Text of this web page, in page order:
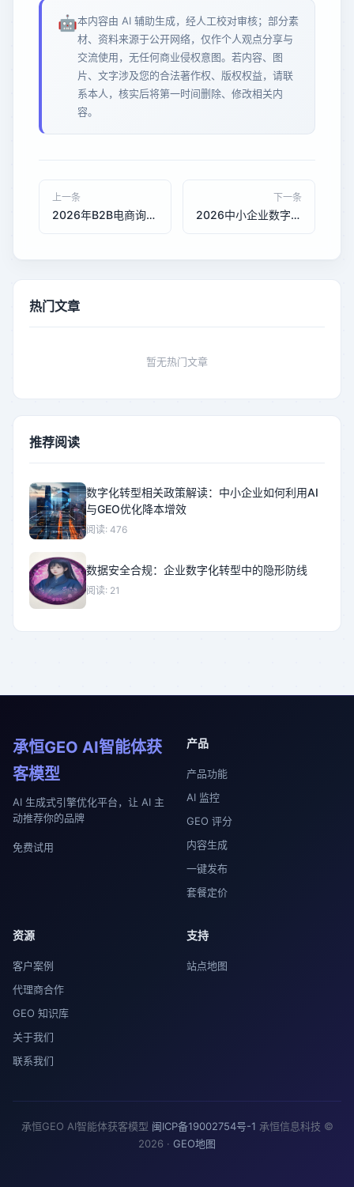
🤖本内容由 AI 辅助生成，经人工校对审核；部分素
材、资料来源于公开网络，仅作个人观点分享与
交流使用，无任何商业侵权意图。若内容、图
片、文字涉及您的合法著作权、版权权益，请联
系本人，核实后将第一时间删除、修改相关内
容。
上一条
2026年B2B电商询盘转化新趋势：AI优化与GEO优化，谁更划算？
下一条
2026中小企业数字化转型 AI与GEO优化成本对比及选型建议
热门文章
暂无热门文章
推荐阅读
数字化转型相关政策解读：中小企业如何利用AI
与GEO优化降本增效
阅读: 476
数据安全合规：企业数字化转型中的隐形防线
阅读: 21
承恒GEO AI智能体获
客模型
AI 生成式引擎优化平台，让 AI 主
动推荐你的品牌
免费试用
产品
产品功能
AI 监控
GEO 评分
内容生成
一键发布
套餐定价
资源
客户案例
代理商合作
GEO 知识库
关于我们
联系我们
支持
站点地图
承恒GEO AI智能体获客模型 闽ICP备19002754号-1 承恒信息科技 ©
2026 · GEO地图